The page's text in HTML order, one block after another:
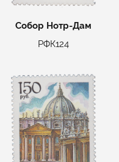
Собор Нотр-Дам
РФК124